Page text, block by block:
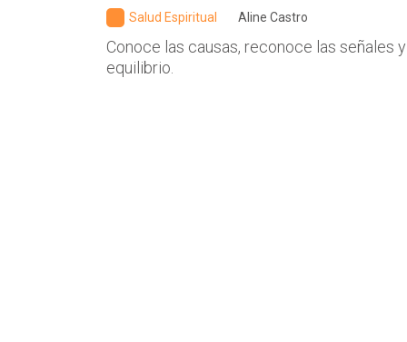
Salud Espiritual Aline Castro
Conoce las causas, reconoce las señales
equilibrio.